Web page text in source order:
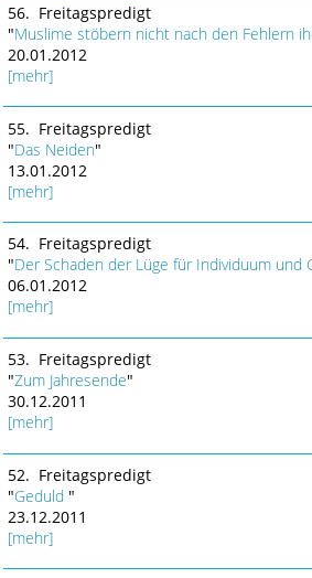
56. Freitagspredigt
"Muslime stöbern nicht nach den Fehlern
20.01.2012
[mehr]
55. Freitagspredigt
"Das Neiden"
13.01.2012
[mehr]
54. Freitagspredigt
"Der Schaden der Lüge für Individuum und
06.01.2012
[mehr]
53. Freitagspredigt
"Zum Jahresende"
30.12.2011
[mehr]
52. Freitagspredigt
"Geduld "
23.12.2011
[mehr]